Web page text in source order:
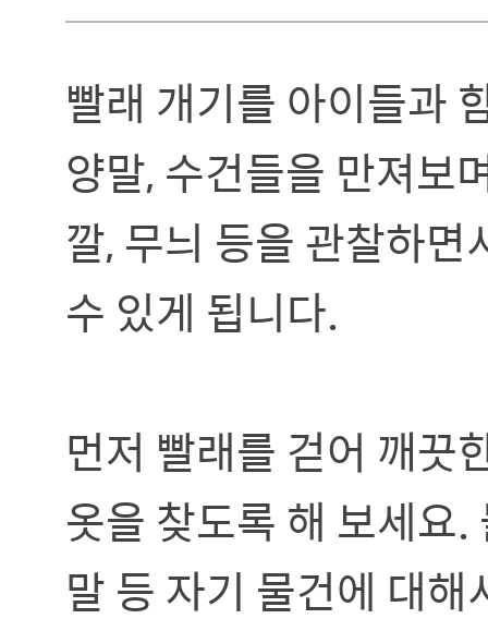
빨래 개기를 아이들과
양말, 수건들을 만져보
깔, 무늬 등을 관찰하
수 있게 됩니다.
먼저 빨래를 걷어 깨끗
옷을 찾도록 해 보세요
말 등 자기 물건에 대